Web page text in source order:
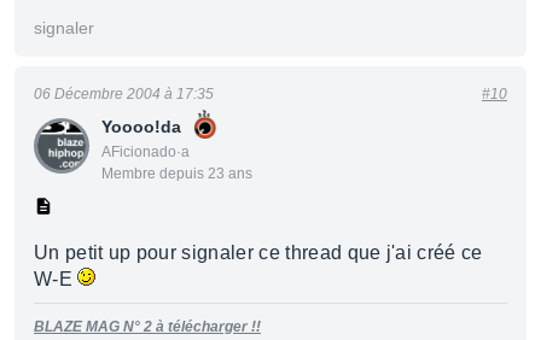
signaler
Yoooo!da
AFicionado·a
Membre depuis 23 ans
06 Décembre 2004 à 17:35 #10
Un petit up pour signaler ce thread que j'ai créé ce
W-E
BLAZE MAG N° 2 à télécharger !!